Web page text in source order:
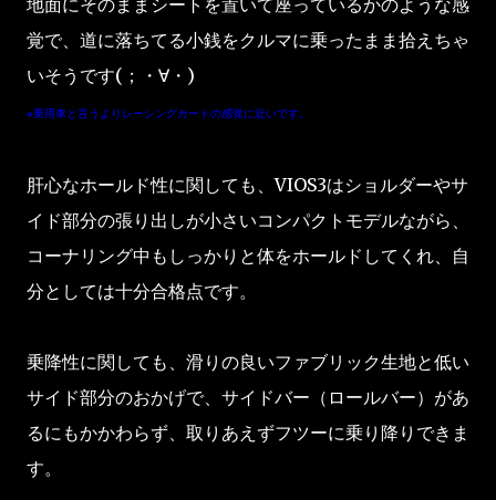
地面にそのままシートを置いて座っているかのような感
覚で、道に落ちてる小銭をクルマに乗ったまま拾えちゃ
いそうです(；・∀・)
※乗用車と言うよりレーシングカートの感覚に近いです。
肝心なホールド性に関しても、VIOS3はショルダーやサ
イド部分の張り出しが小さいコンパクトモデルながら、
コーナリング中もしっかりと体をホールドしてくれ、自
分としては十分合格点です。
乗降性に関しても、滑りの良いファブリック生地と低い
サイド部分のおかげで、サイドバー（ロールバー）があ
るにもかかわらず、取りあえずフツーに乗り降りできま
す。